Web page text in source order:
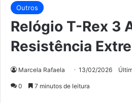
Outros
Relógio T-Rex 3
Resistência
Marcela Rafaela 13/02/2026
0 7 minutos de leitura